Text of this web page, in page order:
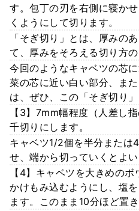
す。包丁の刃を右側に寝か
くようにして切ります。
「そぎ切り」とは、厚みの
て、厚みをそろえる切り方の
今回のようなキャベツの芯
菜の芯に近い白い部分、ま
は、ぜひ、この「そぎ切り」
【3】7mm幅程度（人差し
千切りにします。
キャベツ1/2個を半分または
せ、端から切っていくとよい
【4】キャベツを大きめの
かけもみ込むようにし、塩
ます。このまま10分ほど置き